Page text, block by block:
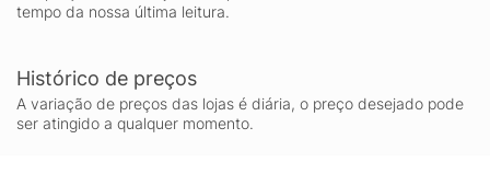
tempo da nossa última leitura.
Histórico de preços
A variação de preços das lojas é diária, o preço desejado pode
ser atingido a qualquer momento.